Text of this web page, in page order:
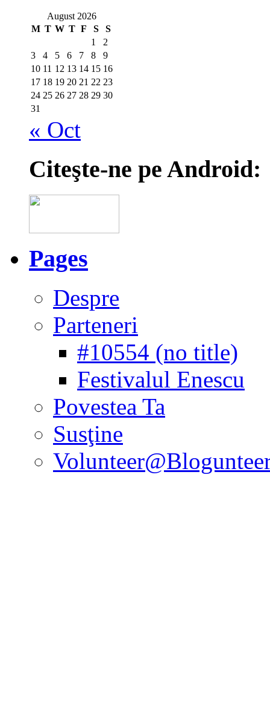
August 2026
M T W T F S
S
1
2
3
4 5 6 7 8
9
10 11 12 13 14 15 16
17 18 19 20 21 22 23
24 25 26 27 28 29 30
31
« Oct
Citeşte-ne pe Android:
Pages
Despre
Parteneri
#10554 (no title)
Festivalul Enescu
Povestea Ta
Susţine